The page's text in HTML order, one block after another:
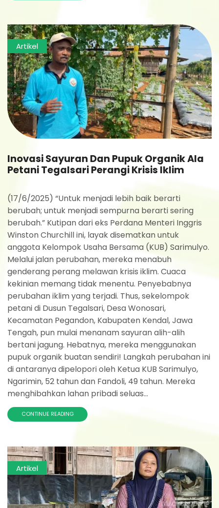
Artikel
Inovasi Sayuran Dan Pupuk Organik Ala
Petani Tegalsari Perangi Krisis Iklim
(17/6/2025) “Untuk menjadi lebih baik berarti
berubah; untuk menjadi sempurna berarti sering
berubah.” Kutipan dari eks Perdana Menteri Inggris
Winston Churchill ini, layak disematkan untuk
anggota Kelompok Usaha Bersama (KUB) Sarimulyo.
Melalui jalan perubahan, mereka menabuh
genderang perang melawan krisis iklim. Cuaca
kekinian memang tidak menentu. Penyebabnya
perubahan iklim yang terjadi. Thus, sekelompok
petani di Dusun Tegalsari, Desa Wonosari,
Kecamatan Pegandon, Kabupaten Kendal, Jawa
Tengah, pun mulai menanam sayuran alih-alih
bertani jagung. Hebatnya, mereka menggunakan
pupuk organik buatan sendiri! Langkah perubahan ini
di antaranya dipelopori oleh Ketua KUB Sarimulyo,
Ngarimin, 52 tahun dan Fandoli, 49 tahun. Mereka
menghibahkan lahan pribadi seluas...
CONTINUE READING
Artikel